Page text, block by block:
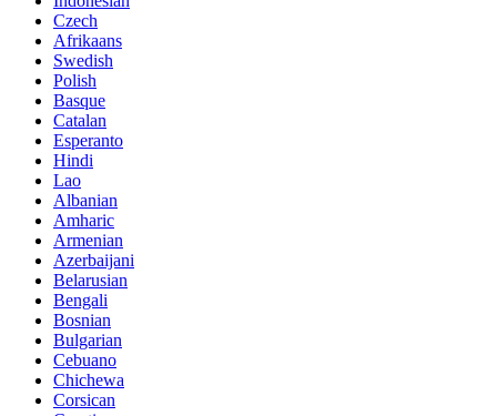
Czech
Afrikaans
Swedish
Polish
Basque
Catalan
Esperanto
Hindi
Lao
Albanian
Amharic
Armenian
Azerbaijani
Belarusian
Bengali
Bosnian
Bulgarian
Cebuano
Chichewa
Corsican